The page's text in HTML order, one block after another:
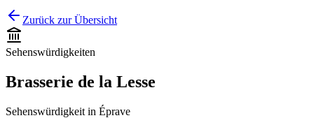
Zurück zur Übersicht
Sehenswürdigkeiten
Brasserie de la Lesse
Sehenswürdigkeit in Éprave